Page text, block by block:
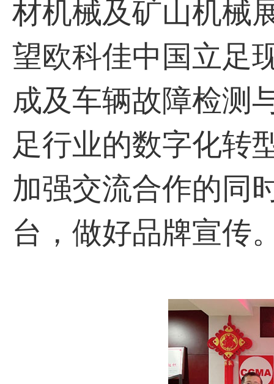
材机械及矿山机械
望欧科佳中国立足
成及车辆故障检测
足行业的数字化转
加强交流合作的同
台，做好品牌宣传